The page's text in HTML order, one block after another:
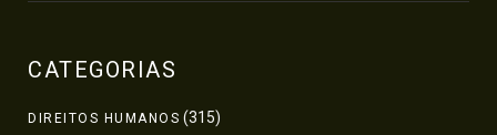
CATEGORIAS
DIREITOS HUMANOS (315)